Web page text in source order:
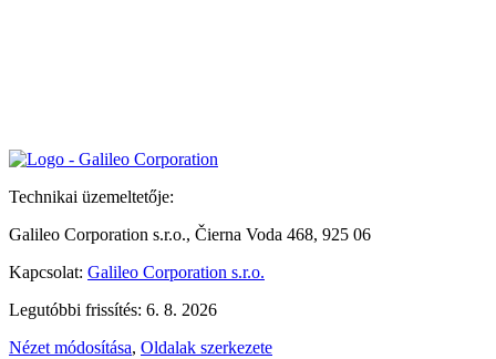
Technikai üzemeltetője:
Galileo Corporation s.r.o., Čierna Voda 468, 925 06
Kapcsolat: Galileo Corporation s.r.o.
Legutóbbi frissítés: 6. 8. 2026
Nézet módosítása, Oldalak szerkezete